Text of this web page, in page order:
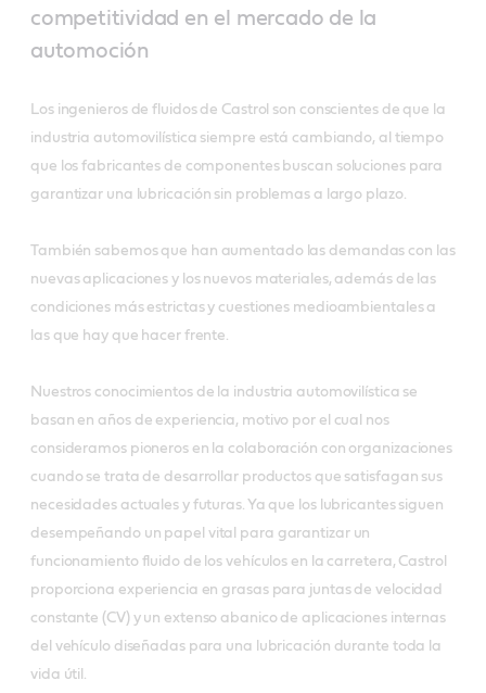
competitividad en el mercado de la
automoción
Los ingenieros de fluidos de Castrol son conscientes de que la
industria automovilística siempre está cambiando, al tiempo
que los fabricantes de componentes buscan soluciones para
garantizar una lubricación sin problemas a largo plazo.
También sabemos que han aumentado las demandas con las
nuevas aplicaciones y los nuevos materiales, además de las
condiciones más estrictas y cuestiones medioambientales a
las que hay que hacer frente.
Nuestros conocimientos de la industria automovilística se
basan en años de experiencia, motivo por el cual nos
consideramos pioneros en la colaboración con organizaciones
cuando se trata de desarrollar productos que satisfagan sus
necesidades actuales y futuras. Ya que los lubricantes siguen
desempeñando un papel vital para garantizar un
funcionamiento fluido de los vehículos en la carretera, Castrol
proporciona experiencia en grasas para juntas de velocidad
constante (CV) y un extenso abanico de aplicaciones internas
del vehículo diseñadas para una lubricación durante toda la
vida útil.